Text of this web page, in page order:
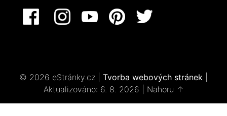
© 2026 eStránky.cz Tvorba webových stránek
Aktualizováno: 6. 8. 2026
Nahoru ↑